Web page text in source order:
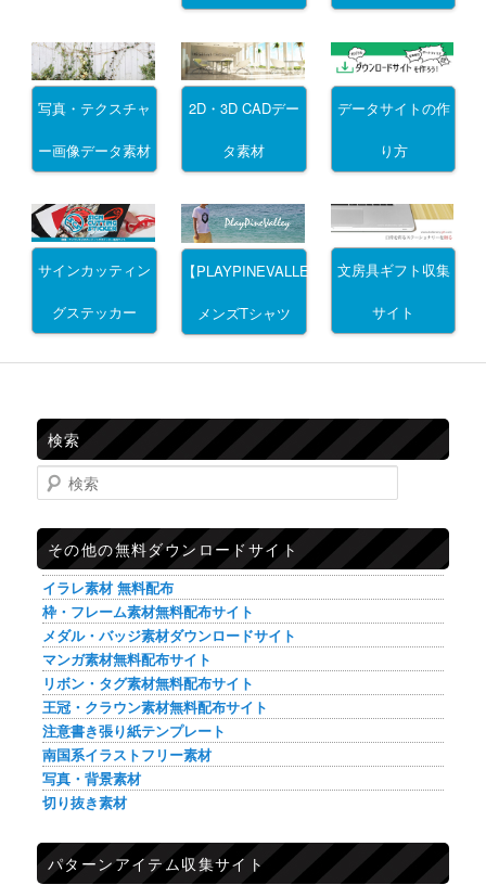
写真・テクスチャ
ー画像データ素材
2D・3D CADデー
タ素材
データサイトの作
り方
サインカッティン
グステッカー
【PLAYPINEVALLEY】
メンズTシャツ
文房具ギフト収集
サイト
検索
検索
その他の無料ダウンロードサイト
イラレ素材 無料配布
枠・フレーム素材無料配布サイト
メダル・バッジ素材ダウンロードサイト
マンガ素材無料配布サイト
リボン・タグ素材無料配布サイト
王冠・クラウン素材無料配布サイト
注意書き張り紙テンプレート
南国系イラストフリー素材
写真・背景素材
切り抜き素材
パターンアイテム収集サイト